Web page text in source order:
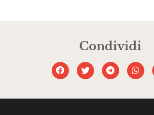
Condividi